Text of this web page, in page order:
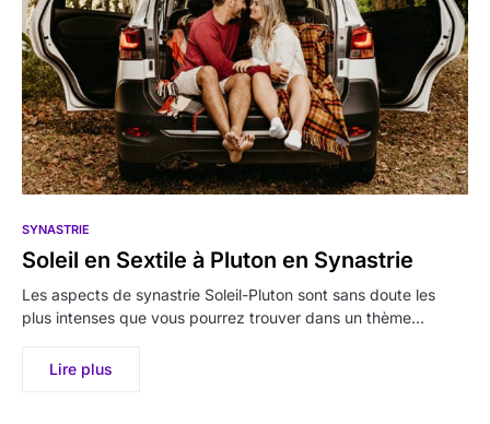
SYNASTRIE
Soleil en Sextile à Pluton en Synastrie
Les aspects de synastrie Soleil-Pluton sont sans doute les
plus intenses que vous pourrez trouver dans un thème…
Lire plus